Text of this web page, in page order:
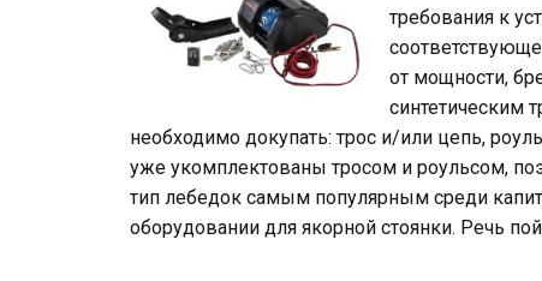
требования к
от мощности,
синтетическим
необходимо докупать: трос и/или цепь,
уже укомплектованы тросом и роульсом,
тип лебедок самым популярным среди
оборудовании для якорной стоянки. Речь